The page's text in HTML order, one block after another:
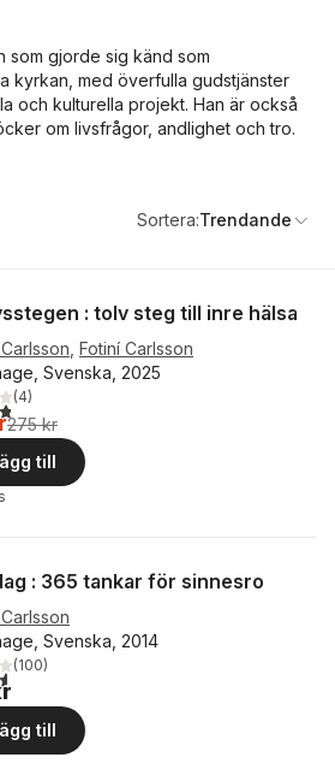
som gjorde sig känd som
kyrkan, med överfulla gudstjänster
och kulturella projekt. Han är också
om livsfrågor, andlighet och tro.
Sortera:Trendande
: tolv steg till inre hälsa
Fotiní Carlsson
Svenska, 2025
stjärnor. Totalt antal röster:
(4)
275 kr
till
: 365 tankar för sinnesro
Svenska, 2014
stjärnor. Totalt antal röster:
(100)
till